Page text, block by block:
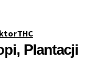
Plantacji